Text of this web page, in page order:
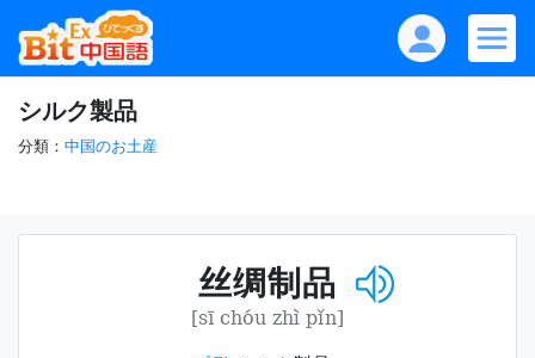
シルク製品
分類： 中国のお土産
丝绸制品
[sī chóu zhì pǐn]